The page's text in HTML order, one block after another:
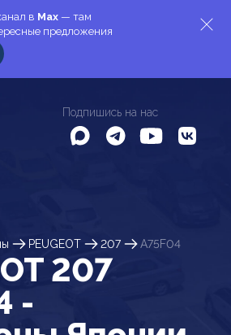
в Max — там
предложения
Подпишись на нас
PEUGEOT 207 A75F04
207
-